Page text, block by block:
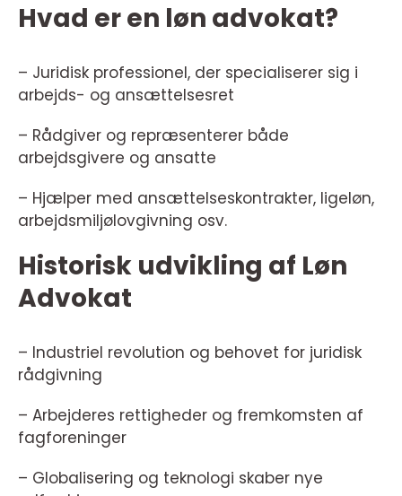
Hvad er en løn advokat?
– Juridisk professionel, der specialiserer sig i
arbejds- og ansættelsesret
– Rådgiver og repræsenterer både
arbejdsgivere og ansatte
– Hjælper med ansættelseskontrakter, ligeløn,
arbejdsmiljølovgivning osv.
Historisk udvikling af Løn
Advokat
– Industriel revolution og behovet for juridisk
rådgivning
– Arbejderes rettigheder og fremkomsten af
fagforeninger
– Globalisering og teknologi skaber nye